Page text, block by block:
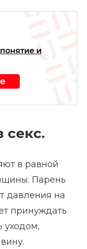
и
секс.
в равной
Парень
давления на
принуждать
уходом,